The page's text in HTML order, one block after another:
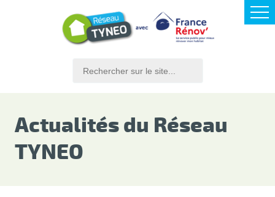
Actualités du Réseau
TYNEO